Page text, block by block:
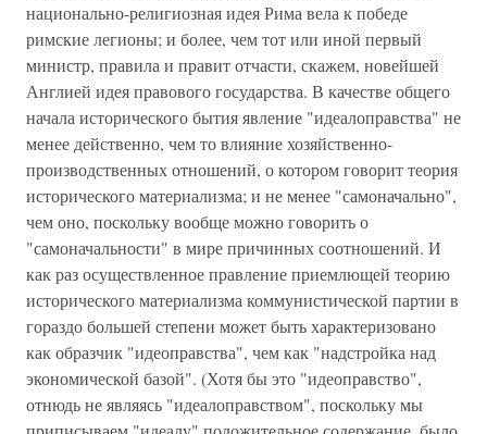
национально-религиозная идея Рима вела к победе
римские легионы; и более, чем тот или иной первый
министр, правила и правит отчасти, скажем, новейшей
Англией идея правового государства. В качестве общего
начала исторического бытия явление "идеалоправства" не
менее действенно, чем то влияние хозяйственно-
производственных отношений, о котором говорит теория
исторического материализма; и не менее "самоначально",
чем оно, поскольку вообще можно говорить о
"самоначальности" в мире причинных соотношений. И
как раз осуществленное правление приемлющей теорию
исторического материализма коммунистической партии в
гораздо большей степени может быть характеризовано
как образчик "идеоправства", чем как "надстройка над
экономической базой". (Хотя бы это "идеоправство",
отнюдь не являясь "идеалоправством", поскольку мы